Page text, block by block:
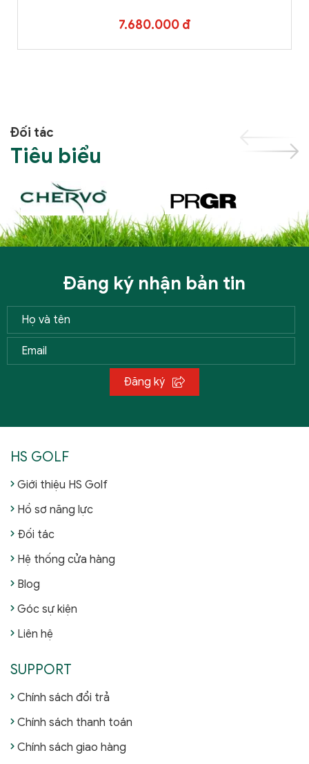
7.680.000 đ
Đối tác
Tiêu biểu
Đăng ký nhận bản tin
Đăng ký
HS GOLF
Giới thiệu HS Golf
Hồ sơ năng lực
Đối tác
Hệ thống cửa hàng
Blog
Góc sự kiện
Liên hệ
SUPPORT
Chính sách đổi trả
Chính sách thanh toán
Chính sách giao hàng